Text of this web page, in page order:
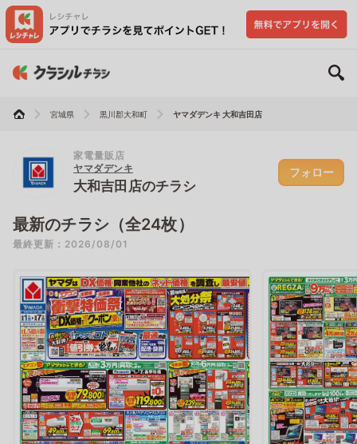
宮城県 黒川郡大和町 ヤマダデンキ 大和吉田店
家電量販店
ヤマダデンキ
大和吉田店のチラシ
フォロー
最新のチラシ（全24枚）
最終更新：2026/08/01